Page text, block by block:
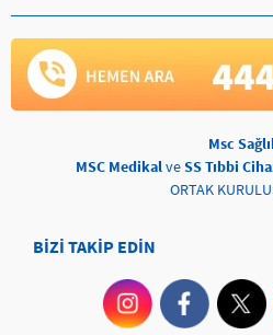
Msc
MSC MedikalveSS Tıbbi
ORTAK
BİZİ TAKİP EDİN